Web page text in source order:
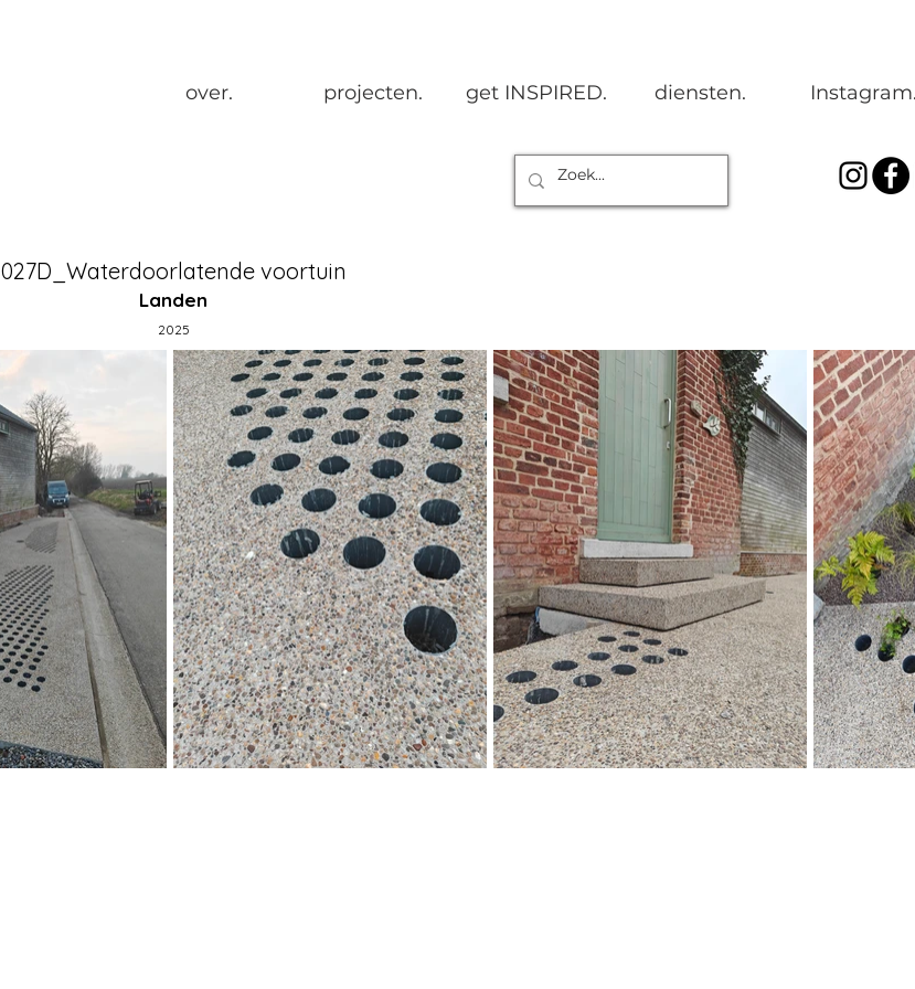
over. projecten. get INSPIRED. diensten.
027D_Waterdoorlatende voortuin
Landen
2025